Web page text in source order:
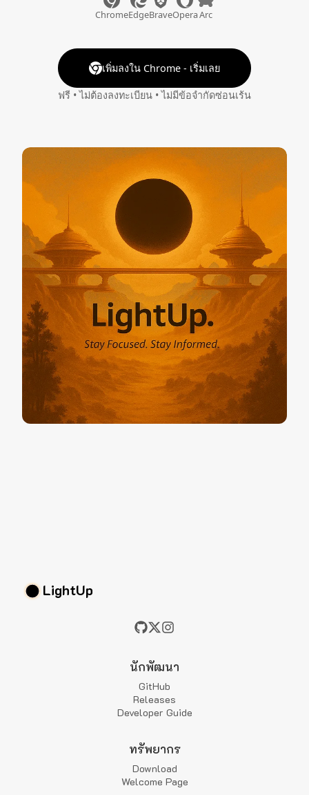
ChromeEdgeBraveOperaArc
เพิ่มลงใน Chrome - เริ่มเลย
ฟรี • ไม่ต้องลงทะเบียน • ไม่มีข้อจำกัดซ่อนเร้น
LightUp
นักพัฒนา
GitHub
Releases
Developer Guide
ทรัพยากร
Download
Welcome Page